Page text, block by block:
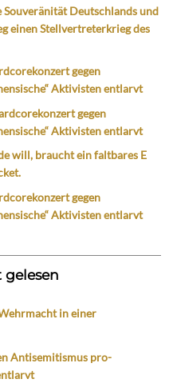
Souveränität Deutschlands und
einen Stellvertreterkrieg des
gegen
Aktivisten entlarvt
gegen
Aktivisten entlarvt
will, braucht ein faltbares E
gegen
Aktivisten entlarvt
in einer
Antisemitismus pro-